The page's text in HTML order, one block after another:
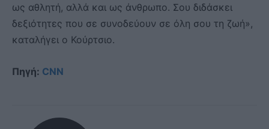
ως αθλητή, αλλά και ως άνθρωπο. Σου διδάσκει
δεξιότητες που σε συνοδεύουν σε όλη σου τη ζωή»,
καταλήγει ο Κούρτσιο.
Πηγή: CNN